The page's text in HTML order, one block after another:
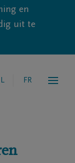
en
uit te
FR